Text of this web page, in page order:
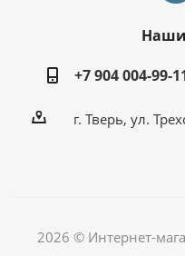
+7 904 004-99-
г. Тверь, ул.
2026 © Интернет-